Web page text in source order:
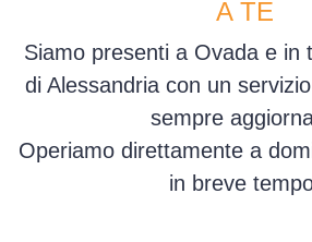
A TE
Siamo presenti a Ovada e in
di Alessandria con un
sempre
Operiamo direttamente a
in breve